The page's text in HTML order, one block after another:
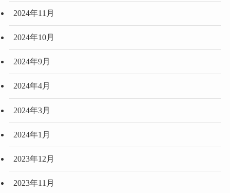
2024年11月
2024年10月
2024年9月
2024年4月
2024年3月
2024年1月
2023年12月
2023年11月